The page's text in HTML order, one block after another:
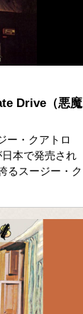
Drive（悪魔
ー・クアトロ
日本で発売され
るスージー・ク